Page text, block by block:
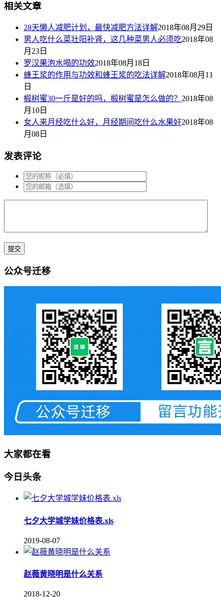
相关文章
28天懒人减肥计划，最快减肥方法详解2018年08月29日
男人吃什么菜壮阳补肾，这几种菜男人必须吃2018年08
月23日
罗汉果泡水喝的功效2018年08月18日
蜂王浆的作用与功效和蜂王浆的吃法详解2018年08月11
日
椴树蜜30一斤是好的吗，椴树蜜是怎么做的？ 2018年08
月10日
女人来月经吃什么好，月经期间吃什么水果好2018年08
月08日
发表评论
公众号迁移
大家都在看
今日头条
七夕大学城学妹价格表.xls
2019-08-07
赵薇黄晓明是什么关系
2018-12-20